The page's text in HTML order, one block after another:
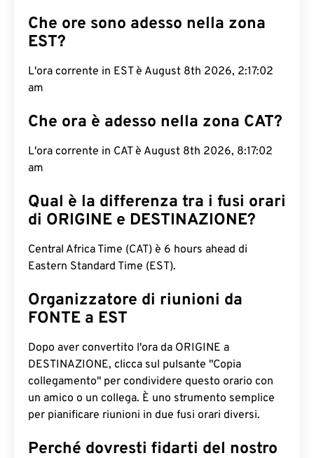
Che ore sono adesso nella zona
EST?
L'ora corrente in EST è August 8th 2026, 2:17:03
am
Che ora è adesso nella zona CAT?
L'ora corrente in CAT è August 8th 2026, 8:17:03
am
Qual è la differenza tra i fusi orari
di ORIGINE e DESTINAZIONE?
Central Africa Time (CAT) è 6 hours ahead di
Eastern Standard Time (EST).
Organizzatore di riunioni da
FONTE a EST
Dopo aver convertito l'ora da ORIGINE a
DESTINAZIONE, clicca sul pulsante "Copia
collegamento" per condividere questo orario con
un amico o un collega. È uno strumento semplice
per pianificare riunioni in due fusi orari diversi.
Perché dovresti fidarti del nostro